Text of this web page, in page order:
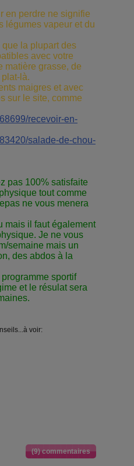
en perdre ne signifie
légumes vapeur et du
la plupart des
avec votre
matière grasse, de
là.
maigres et avec
sur le site, comme
recevoir-en-
salade-de-chou-
pas 100% satisfaite
tout comme
ne vous menera
mais il faut également
Je ne vous
semaine mais un
des abdos à la
sportif
et le résulat sera
voir:
(9) commentaires